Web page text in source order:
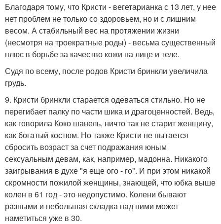
Благодаря тому, что Кристи - вегетарианка с 13 лет, у нее
нет проблем не только со здоровьем, но и с лишним
весом. А стабильный вес на протяжении жизни
(несмотря на троекратные роды) - весьма существенный
плюс в борьбе за качество кожи на лице и теле.
Судя по всему, после родов Кристи бринкли увеличила
грудь.
9. Кристи бринкли старается одеваться стильно. Но не
перегибает палку по части шика и драгоценностей. Ведь,
как говорила Коко шанель, ничто так не старит женщину,
как богатый костюм. Но также Кристи не пытается
сбросить возраст за счет подражания юным
сексуальным девам, как, например, мадонна. Никакого
заигрывания в духе "я еще ого - го". И при этом никакой
скромности пожилой женщины, знающей, что юбка выше
колен в 61 год - это недопустимо. Колени бывают
разными и небольшая складка над ними может
наметиться уже в 30.